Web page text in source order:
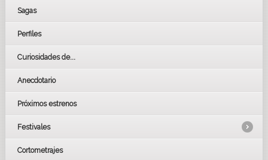
Sagas
Perfiles
Curiosidades de...
Anecdotario
Próximos estrenos
Festivales
LOS OSCARS
Cortometrajes